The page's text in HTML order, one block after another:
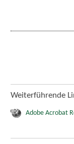
Weiterführende
Adobe Acrobat